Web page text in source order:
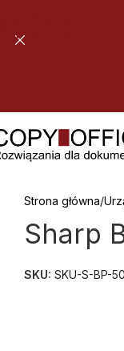
Skip to main content
Strona główna
Sharp
SKU: SKU-S-BP-